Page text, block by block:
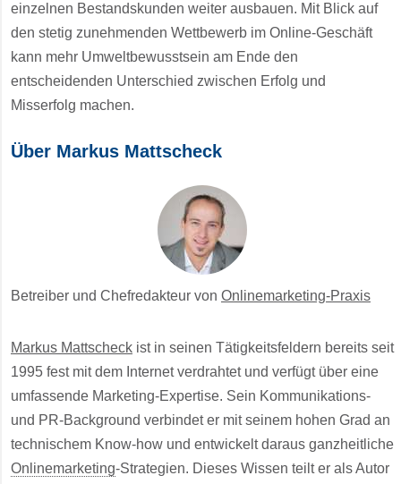
einzelnen Bestandskunden weiter ausbauen. Mit Blick auf
den stetig zunehmenden Wettbewerb im Online-Geschäft
kann mehr Umweltbewusstsein am Ende den
entscheidenden Unterschied zwischen Erfolg und
Misserfolg machen.
Über Markus Mattscheck
Betreiber und Chefredakteur von Onlinemarketing-Praxis
Markus Mattscheck ist in seinen Tätigkeitsfeldern bereits seit
1995 fest mit dem Internet verdrahtet und verfügt über eine
umfassende Marketing-Expertise. Sein Kommunikations-
und PR-Background verbindet er mit seinem hohen Grad an
technischem Know-how und entwickelt daraus ganzheitliche
Onlinemarketing-Strategien. Dieses Wissen teilt er als Autor